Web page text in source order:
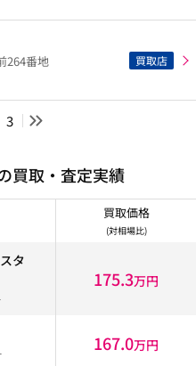
買取店
264番地
3
買取・査定実績
買取価格
(対相場比)
タ
175.3万円
167.0万円